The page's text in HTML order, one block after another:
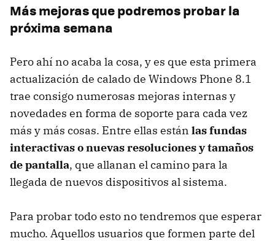
Más mejoras que podremos probar la
próxima semana
Pero ahí no acaba la cosa, y es que esta primera
actualización de calado de Windows Phone 8.1
trae consigo numerosas mejoras internas y
novedades en forma de soporte para cada vez
más y más cosas. Entre ellas están las fundas
interactivas o nuevas resoluciones y tamaños
de pantalla, que allanan el camino para la
llegada de nuevos dispositivos al sistema.
Para probar todo esto no tendremos que esperar
mucho. Aquellos usuarios que formen parte del